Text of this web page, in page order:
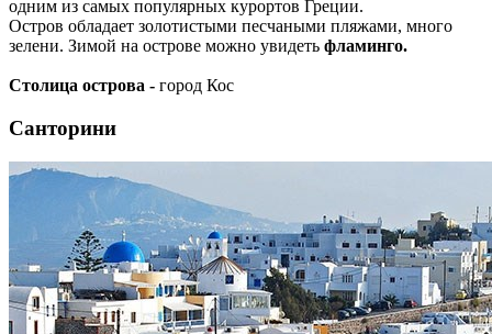
одним из самых популярных курортов Греции.
Остров обладает золотистыми песчаными пляжами, много
зелени. Зимой на острове можно увидеть фламинго.
Столица острова - город Кос
Санторини